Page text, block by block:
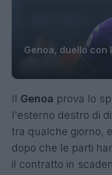
Genoa, duello con
Il Genoa prova lo
l'esterno destro di
tra qualche giorno,
dopo che le parti
il contratto in